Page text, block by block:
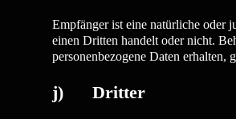
Empfänger ist eine natürliche oder
einen Dritten handelt oder nicht.
personenbezogene Daten erhalten,
j) Dritter